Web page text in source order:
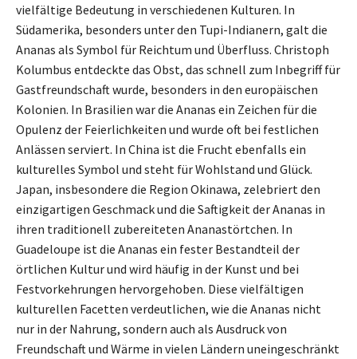
vielfältige Bedeutung in verschiedenen Kulturen. In
Südamerika, besonders unter den Tupi-Indianern, galt die
Ananas als Symbol für Reichtum und Überfluss. Christoph
Kolumbus entdeckte das Obst, das schnell zum Inbegriff für
Gastfreundschaft wurde, besonders in den europäischen
Kolonien. In Brasilien war die Ananas ein Zeichen für die
Opulenz der Feierlichkeiten und wurde oft bei festlichen
Anlässen serviert. In China ist die Frucht ebenfalls ein
kulturelles Symbol und steht für Wohlstand und Glück.
Japan, insbesondere die Region Okinawa, zelebriert den
einzigartigen Geschmack und die Saftigkeit der Ananas in
ihren traditionell zubereiteten Ananastörtchen. In
Guadeloupe ist die Ananas ein fester Bestandteil der
örtlichen Kultur und wird häufig in der Kunst und bei
Festvorkehrungen hervorgehoben. Diese vielfältigen
kulturellen Facetten verdeutlichen, wie die Ananas nicht
nur in der Nahrung, sondern auch als Ausdruck von
Freundschaft und Wärme in vielen Ländern uneingeschränkt